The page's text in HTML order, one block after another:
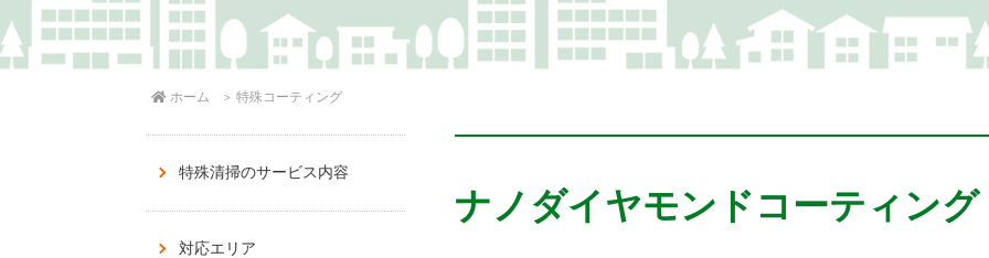
ホーム 特殊コーティング
ナノダイヤモンドコーティン
特殊清掃のサービス内容
対応エリア